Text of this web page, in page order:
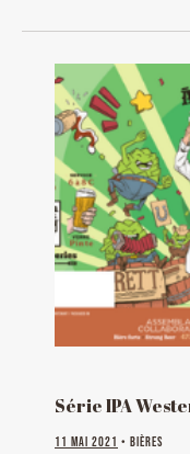
Série IPA
11 mai 2021 • Bières